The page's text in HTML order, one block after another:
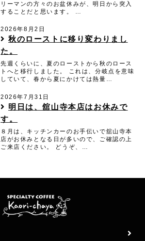
リーマンの方々のお盆休みが、明日から突入
することだと思います。 …
2026年8月2日
秋のローストに移り変わりまし
た。
先週くらいに、夏のローストから秋のロース
トへと移行しました。 これは、分岐点を意味
していて、春から夏にかけては熱量…
2026年7月31日
明日は、舘山寺本店はお休みで
す。
８月は、キッチンカーのお手伝いで舘山寺本
店がお休みとなる日が多いので、ご確認の上
ご来店ください。 どうぞ、…